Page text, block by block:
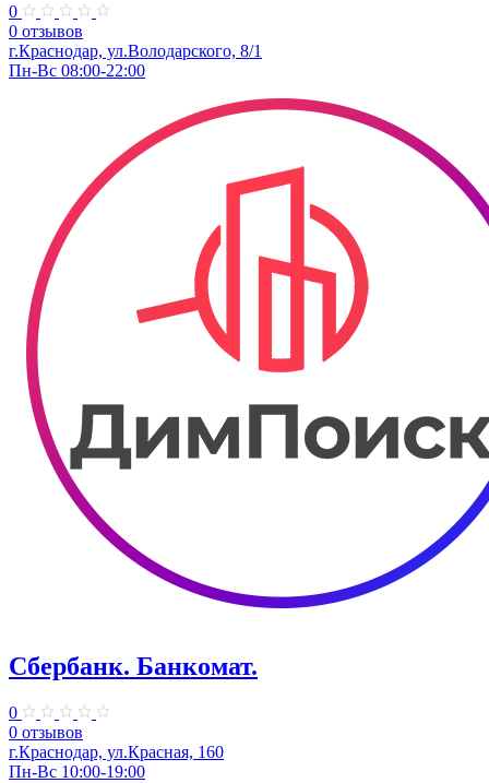
0
0 отзывов
​г.Краснодар, ул.​Володарского, 8/1
Пн-Вс 08:00-22:00
Сбербанк. Банкомат.
0
0 отзывов
г.Краснодар, ул.​Красная, 160
Пн-Вс 10:00-19:00